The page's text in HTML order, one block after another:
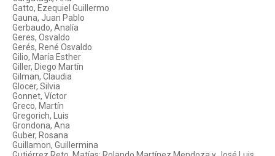
Gatto, Ezequiel Guillermo
Gauna, Juan Pablo
Gerbaudo, Analía
Geres, Osvaldo
Gerés, René Osvaldo
Gilio, María Esther
Giller, Diego Martín
Gilman, Claudia
Glocer, Silvia
Gonnet, Víctor
Greco, Martín
Gregorich, Luis
Grondona, Ana
Guber, Rosana
Guillamon, Guillermina